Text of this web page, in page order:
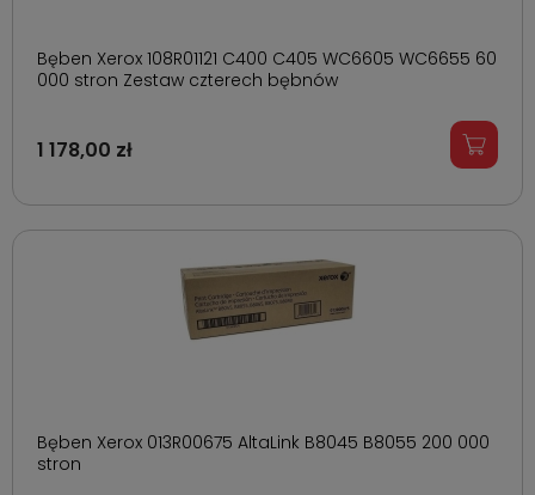
Bęben Xerox 108R01121 C400 C405 WC6605 WC6655 60
000 stron Zestaw czterech bębnów
1 178,00 zł
Bęben Xerox 013R00675 AltaLink B8045 B8055 200 000
stron